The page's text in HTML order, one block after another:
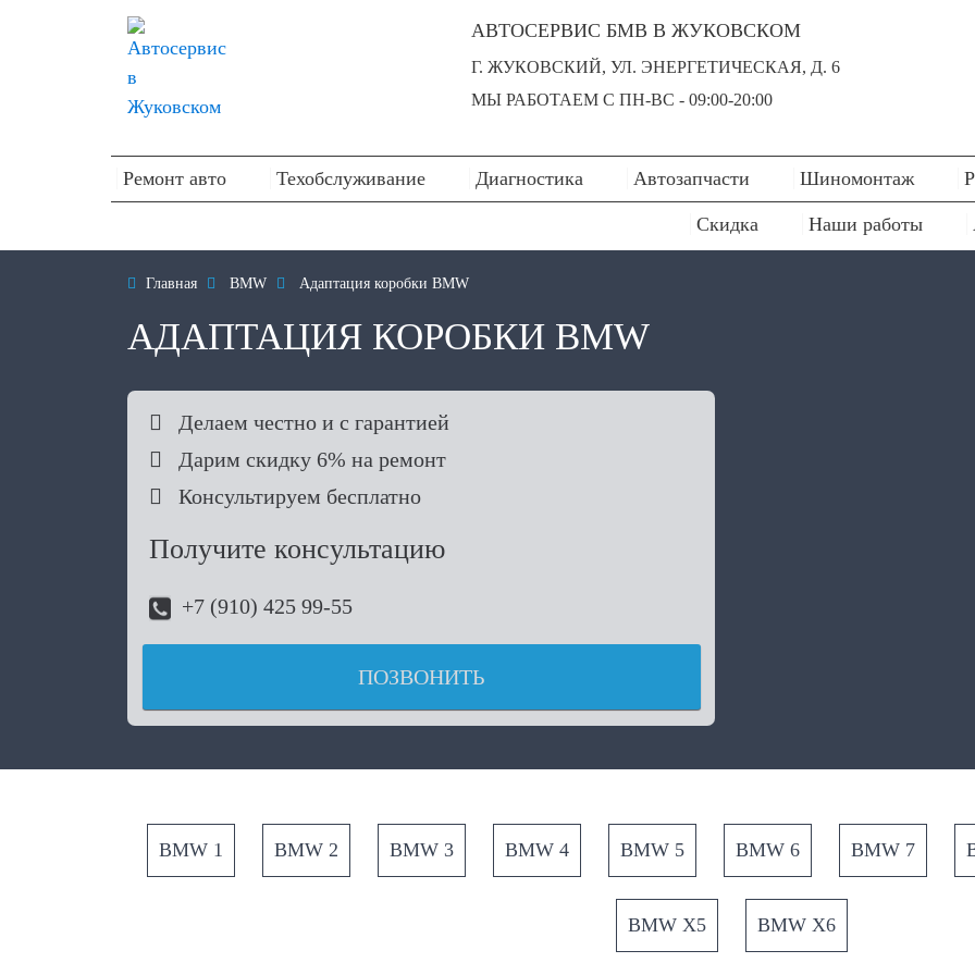
АВТОСЕРВИС БМВ В ЖУКОВСКОМ
Г. ЖУКОВСКИЙ, УЛ. ЭНЕРГЕТИЧЕСКАЯ, Д. 6
МЫ РАБОТАЕМ С ПН-ВC - 09:00-20:00
Ремонт авто Техобслуживание Диагностика Автозапчасти Шиномонтаж
Скидка Наши работы
 Главная  BMW  Адаптация коробки BMW
АДАПТАЦИЯ КОРОБКИ BMW
 Делаем честно и с гарантией
 Дарим скидку 6% на ремонт
 Консультируем бесплатно
Получите консультацию
+7 (910) 425 99-55
ПОЗВОНИТЬ
BMW 1 BMW 2 BMW 3 BMW 4 BMW 5 BMW 6 BMW 7
BMW X5 BMW X6